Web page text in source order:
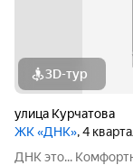
3D-тур
улица Курчатова
ЖК «ДНК», 4
ДНК это... Комфортное место: ул. Курчатова освоенная,